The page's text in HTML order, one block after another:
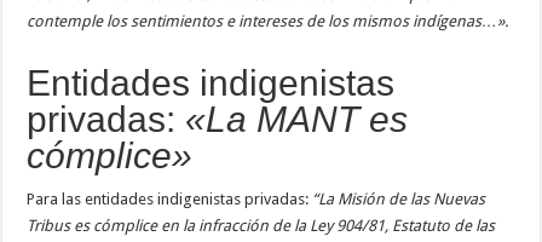
contemple los sentimientos e intereses de los mismos indígenas…».
Entidades indigenistas
privadas: «La MANT es
cómplice»
Para las entidades indigenistas privadas: “La Misión de las Nuevas
Tribus es cómplice en la infracción de la Ley 904/81, Estatuto de las